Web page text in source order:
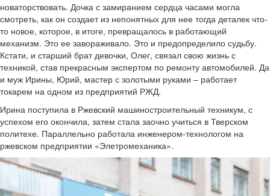
новаторствовать. Дочка с замиранием сердца часами могла
смотреть, как он создает из непонятных для нее тогда деталек что-
то новое, которое, в итоге, превращалось в работающий
механизм. Это ее завораживало. Это и предопределило судьбу.
Кстати, и старший брат девочки, Олег, связал свою жизнь с
техникой, став прекрасным экспертом по ремонту автомобилей. Да
и муж Ирины, Юрий, мастер с золотыми руками – работает
токарем на одном из предприятий РЖД.
Ирина поступила в Ржевский машиностроительный техникум, с
успехом его окончила, затем стала заочно учиться в Тверском
политехе. Параллельно работала инженером-технологом на
ржевском предприятии «Элетромеханика».